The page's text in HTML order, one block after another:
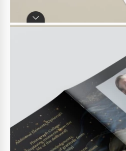
Homenageie a memória de
nosso Modelo de Amostra de
do Serviço Memorial.
Modelo de Programa